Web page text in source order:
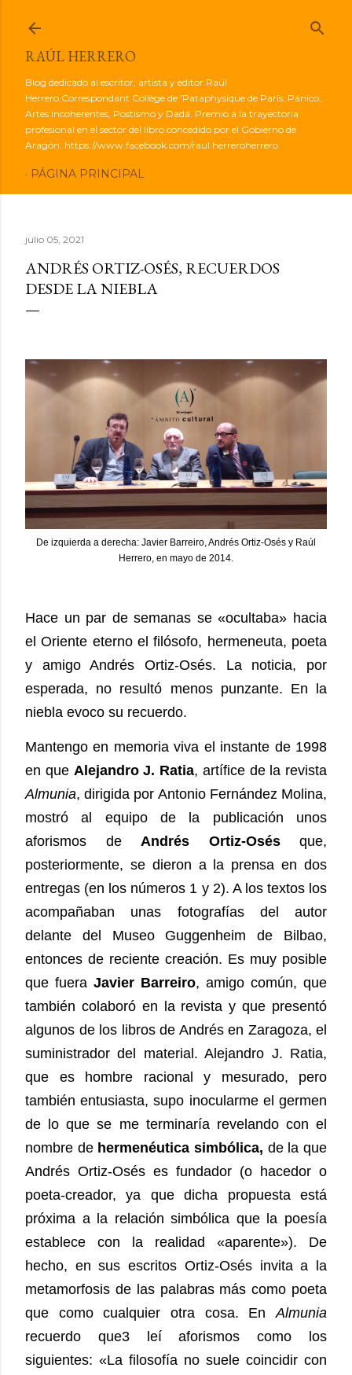
RAÚL HERRERO
Blog dedicado al escritor, artista y editor Raúl
Herrero.Correspondant Collège de 'Pataphysique de París. Pánico,
Artes Incoherentes, Postismo y Dadá. Premio a la trayectoria
profesional en el sector del libro concedido por el Gobierno de
Aragón. https://www.facebook.com/raul.herreroherrero
PÁGINA PRINCIPAL
julio 05, 2021
ANDRÉS ORTIZ-OSÉS, RECUERDOS
DESDE LA NIEBLA
De izquierda a derecha: Javier Barreiro, Andrés Ortiz-Osés y Raúl
Herrero, en mayo de 2014.
Hace un par de semanas se «ocultaba» hacia
el Oriente eterno el filósofo, hermeneuta, poeta
y amigo Andrés Ortiz-Osés. La noticia, por
esperada, no resultó menos punzante. En la
niebla evoco su recuerdo.
Mantengo en memoria viva el instante de 1998
en que Alejandro J. Ratia, artífice de la revista
Almunia, dirigida por Antonio Fernández Molina,
mostró al equipo de la publicación unos
aforismos de Andrés Ortiz-Osés que,
posteriormente, se dieron a la prensa en dos
entregas (en los números 1 y 2). A los textos los
acompañaban unas fotografías del autor
delante del Museo Guggenheim de Bilbao,
entonces de reciente creación. Es muy posible
que fuera Javier Barreiro, amigo común, que
también colaboró en la revista y que presentó
algunos de los libros de Andrés en Zaragoza, el
suministrador del material. Alejandro J. Ratia,
que es hombre racional y mesurado, pero
también entusiasta, supo inocularme el germen
de lo que se me terminaría revelando con el
nombre de hermenéutica simbólica, de la que
Andrés Ortiz-Osés es fundador (o hacedor o
poeta-creador, ya que dicha propuesta está
próxima a la relación simbólica que la poesía
establece con la realidad «aparente»). De
hecho, en sus escritos Ortiz-Osés invita a la
metamorfosis de las palabras más como poeta
que como cualquier otra cosa. EnAlmunia
recuerdo que3 leí aforismos como los
siguientes: «La filosofía no suele coincidir con